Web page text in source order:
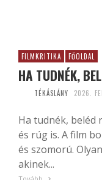
FILMKRITIKA FŐOLDAL
HA TUDNÉK,
TÉKÁSLÁNY 2026.
Ha tudnék, beléd
és rúg is. A film
és szomorú.
akinek...